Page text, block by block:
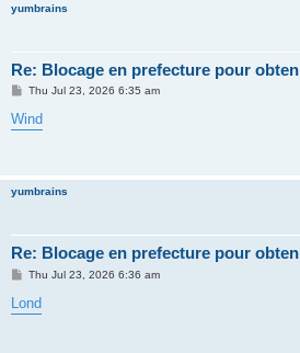
yumbrains
Re: Blocage en prefecture pour
P
s
t
Thu Jul 23, 2026 6:35 am
Wind
yumbrains
Re: Blocage en prefecture pour
P
s
t
Thu Jul 23, 2026 6:36 am
Lond